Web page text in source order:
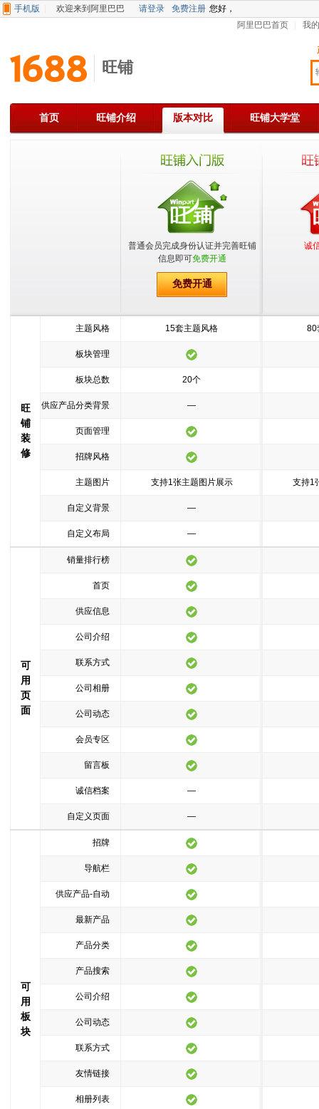
手机版 您好，
欢迎来到阿里巴巴 请登录
免费注册
阿里巴巴首页
我
旺铺
首页 旺铺介绍 版本对比 旺铺大学堂
普通会员完成身份认证并完善旺铺
信息即可免费开通
免费开通
诚
旺
铺
装
修
主题风格 15套主题风格 80
板块管理
板块总数 20个
供应产品分类背景 —
页面管理
招牌风格
主题图片 支持1张主题图片展示 支持1
自定义背景 —
自定义布局 —
可
用
页
面
销量排行榜
首页
供应信息
公司介绍
联系方式
公司相册
公司动态
会员专区
留言板
诚信档案 —
自定义页面 —
可
用
板
块
招牌
导航栏
供应产品-自动
最新产品
产品分类
产品搜索
公司介绍
公司动态
联系方式
友情链接
相册列表